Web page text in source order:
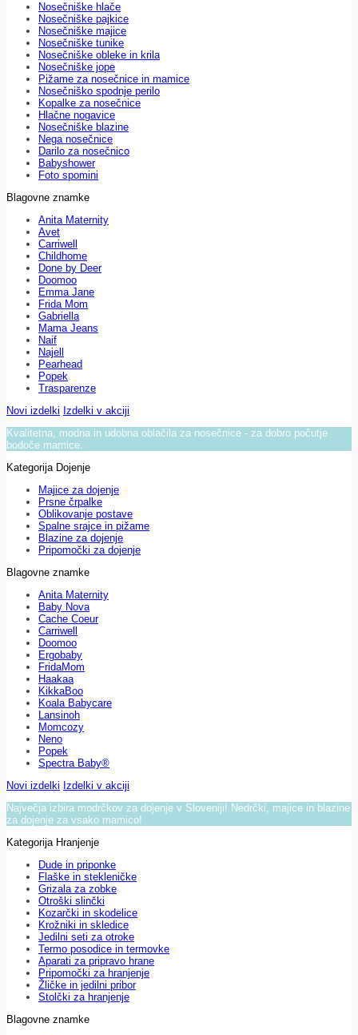
Nosečniške hlače
Nosečniške pajkice
Nosečniške majice
Nosečniške tunike
Nosečniške obleke in krila
Nosečniške jope
Pižame za nosečnice in mamice
Nosečniško spodnje perilo
Kopalke za nosečnice
Hlačne nogavice
Nosečniške blazine
Nega nosečnice
Darilo za nosečnico
Babyshower
Foto spomini
Blagovne znamke
Anita Maternity
Avet
Carriwell
Childhome
Done by Deer
Doomoo
Emma Jane
Frida Mom
Gabriella
Mama Jeans
Naif
Najell
Pearhead
Popek
Trasparenze
Novi izdelki Izdelki v akciji
Kvalitetna, modna in udobna oblačila za nosečnice - za dobro počutje
bodoče mamice.
Kategorija Dojenje
Majice za dojenje
Prsne črpalke
Oblikovanje postave
Spalne srajce in pižame
Blazine za dojenje
Pripomočki za dojenje
Blagovne znamke
Anita Maternity
Baby Nova
Cache Coeur
Carriwell
Doomoo
Ergobaby
FridaMom
Haakaa
KikkaBoo
Koala Babycare
Lansinoh
Momcozy
Neno
Popek
Spectra Baby®
Novi izdelki Izdelki v akciji
Največja izbira modrčkov za dojenje v Sloveniji! Nedrčki, majice in blazine
za dojenje za vsako mamico!
Kategorija Hranjenje
Dude in priponke
Flaške in stekleničke
Grizala za zobke
Otroški slinčki
Kozarčki in skodelice
Krožniki in skledice
Jedilni seti za otroke
Termo posodice in termovke
Aparati za pripravo hrane
Pripomočki za hranjenje
Žličke in jedilni pribor
Stolčki za hranjenje
Blagovne znamke